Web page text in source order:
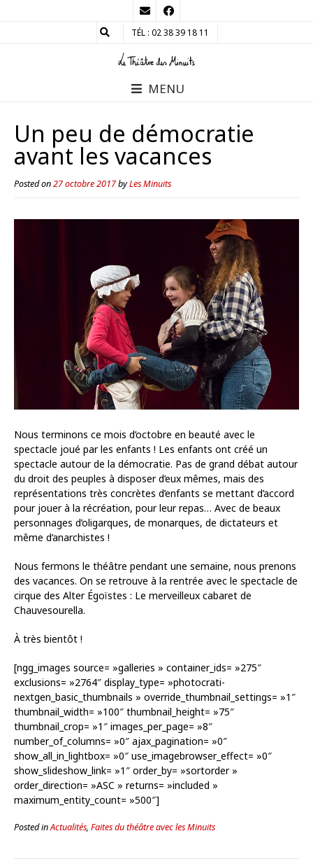
TÉL : 02 38 39 18 11
MENU
Un peu de démocratie
avant les vacances
Posted on27 octobre 2017byLes Minuits
Nous terminons ce mois d’octobre en beauté avec le
spectacle joué par les enfants ! Les enfants ont créé un
spectacle autour de la démocratie. Pas de grand débat autour
du droit des peuples à disposer d’eux mêmes, mais des
représentations très concrètes d’enfants se mettant d’accord
pour jouer à la récréation, pour leur repas… Avec de beaux
personnages d’oligarques, de monarques, de dictateurs et
même d’anarchistes !
Nous fermons le théâtre pendant une semaine, nous prenons
des vacances. On se retrouve à la rentrée avec le spectacle de
cirque des Alter Égoïstes : Le merveilleux cabaret de
Chauvesourella.
À très bientôt !
[ngg_images source= »galleries » container_ids= »275″
exclusions= »2764″ display_type= »photocrati-
nextgen_basic_thumbnails » override_thumbnail_settings= »1″
thumbnail_width= »100″ thumbnail_height= »75″
thumbnail_crop= »1″ images_per_page= »8″
number_of_columns= »0″ ajax_pagination= »0″
show_all_in_lightbox= »0″ use_imagebrowser_effect= »0″
show_slideshow_link= »1″ order_by= »sortorder »
order_direction= »ASC » returns= »included »
maximum_entity_count= »500″]
Posted inActualités, Faites du théâtre avec les Minuits